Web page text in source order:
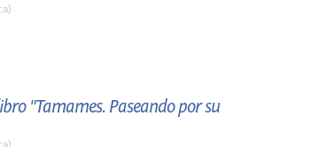
"Tamames. Paseando por su